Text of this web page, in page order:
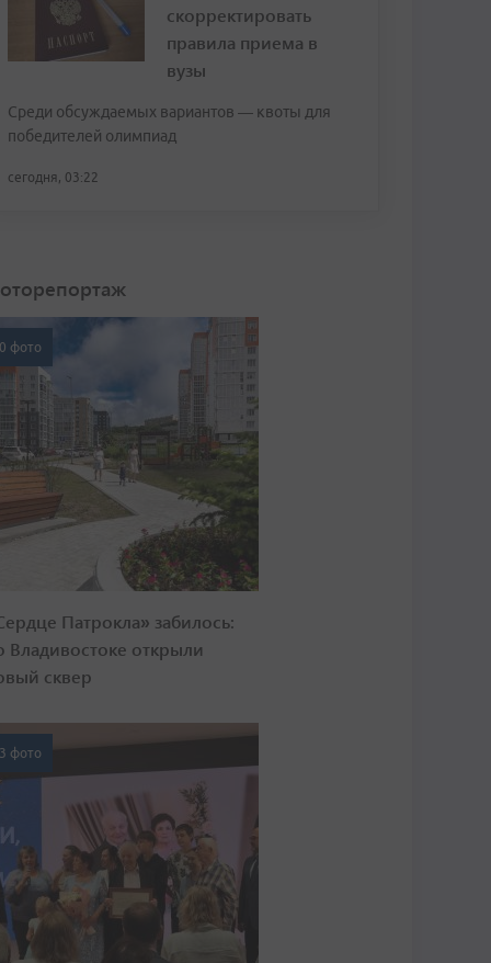
скорректировать
правила приема в
вузы
Среди обсуждаемых вариантов — квоты для
победителей олимпиад
сегодня, 03:22
фото
Патрокла» забилось:
Владивостоке открыли
сквер
фото